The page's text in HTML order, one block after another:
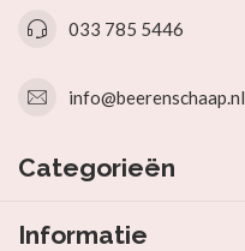
033 785 5446
info@beerenschaap.nl
Categorieën
Informatie